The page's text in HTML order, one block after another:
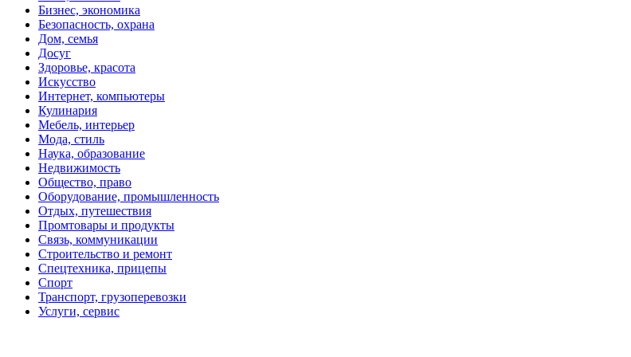
Бизнес, экономика
Безопасность, охрана
Дом, семья
Досуг
Здоровье, красота
Искусство
Интернет, компьютеры
Кулинария
Мебель, интерьер
Мода, стиль
Наука, образование
Недвижимость
Общество, право
Оборудование, промышленность
Отдых, путешествия
Промтовары и продукты
Связь, коммуникации
Строительство и ремонт
Спецтехника, прицепы
Спорт
Транспорт, грузоперевозки
Услуги, сервис